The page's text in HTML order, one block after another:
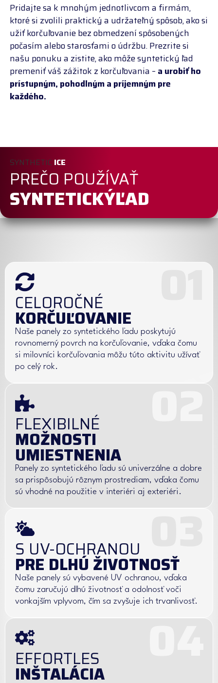
Pridajte sa k mnohým jednotlivcom a firmám,
ktoré si zvolili praktický a udržateľný spôsob, ako si
užiť korčuľovanie bez obmedzení spôsobených
počasím alebo starosťami o údržbu. Prezrite si
našu ponuku a zistite, ako môže syntetický ľad
premeniť váš zážitok z korčuľovania – a urobiť ho
prístupným, pohodlným a príjemným pre
každého.
SYNTHETIC ICE
PREČO POUŽÍVAŤ
SYNTETICKÝĽAD
CELOROČNÉ
KORČUĽOVANIE
Naše panely zo syntetického ľadu poskytujú
rovnomerný povrch na korčuľovanie, vďaka čomu
si milovníci korčuľovania môžu túto aktivitu užívať
po celý rok.
01
FLEXIBILNÉ
MOŽNOSTI
UMIESTNENIA
Panely zo syntetického ľadu sú univerzálne a dobre
sa prispôsobujú rôznym prostrediam, vďaka čomu
sú vhodné na použitie v interiéri aj exteriéri.
02
S UV-OCHRANOU
PRE DLHÚ ŽIVOTNOSŤ
Naše panely sú vybavené UV ochranou, vďaka
čomu zaručujú dlhú životnosť a odolnosť voči
vonkajším vplyvom, čím sa zvyšuje ich trvanlivosť.
03
EFFORTLES
INŠTALÁCIA 04